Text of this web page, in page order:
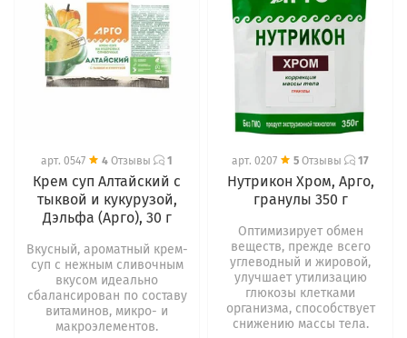
арт. 0547 4 Отзывы 1
Крем суп Алтайский с
тыквой и кукурузой,
Дэльфа (Арго), 30 г
Вкусный, ароматный крем-
суп с нежным сливочным
вкусом идеально
сбалансирован по составу
витаминов, микро- и
макроэлементов.
арт. 0207 5 Отзывы 17
Нутрикон Хром, Арго,
гранулы 350 г
Оптимизирует обмен
веществ, прежде всего
углеводный и жировой,
улучшает утилизацию
глюкозы клетками
организма, способствует
снижению массы тела.